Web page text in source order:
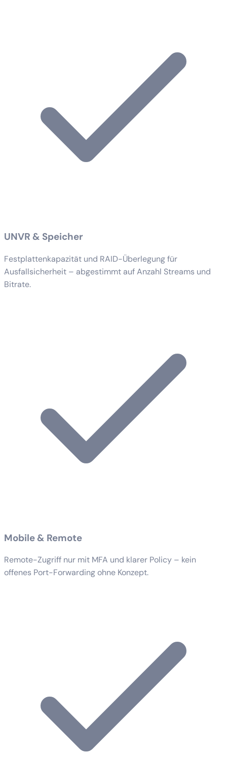
UNVR & Speicher
Festplattenkapazität und RAID-Überlegung für
Ausfallsicherheit – abgestimmt auf Anzahl Streams und
Bitrate.
Mobile & Remote
Remote-Zugriff nur mit MFA und klarer Policy – kein
offenes Port-Forwarding ohne Konzept.